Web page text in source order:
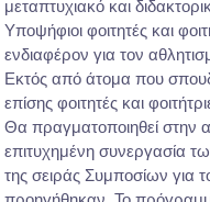
μεταπτυχιακό και
Υποψήφιοι φοιτητές και
ενδιαφέρον για τον
Εκτός από άτομα που
επίσης φοιτητές και
Θα πραγματοποιηθεί στην
επιτυχημένη συνεργασία
της σειράς Συμποσίων για